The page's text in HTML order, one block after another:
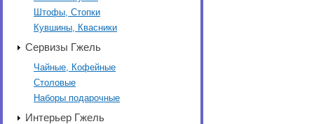
Штофы, Стопки
Кувшины, Квасники
Сервизы Гжель
Чайные, Кофейные
Столовые
Наборы подарочные
Интерьер Гжель